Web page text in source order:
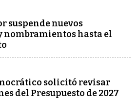
suspende nuevos
nombramientos hasta el
solicitó revisar
del Presupuesto de 2027